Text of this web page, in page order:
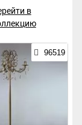
в
96519